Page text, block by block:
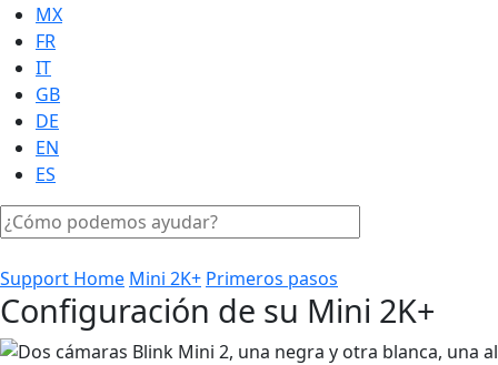
MX
FR
IT
GB
DE
EN
ES
Support Home Mini 2K+ Primeros pasos
Configuración de su Mini 2K+